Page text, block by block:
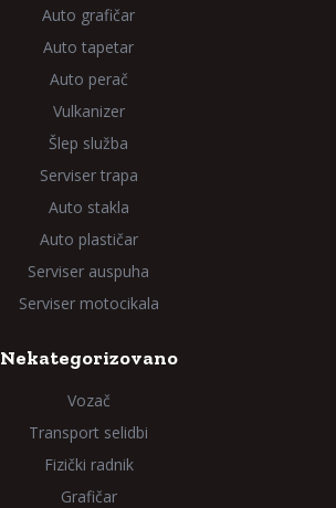
Auto grafičar
Auto tapetar
Auto perač
Vulkanizer
Šlep služba
Serviser trapa
Auto stakla
Auto plastičar
Serviser auspuha
Serviser motocikala
Nekategorizovano
Vozač
Transport selidbi
Fizički radnik
Grafičar